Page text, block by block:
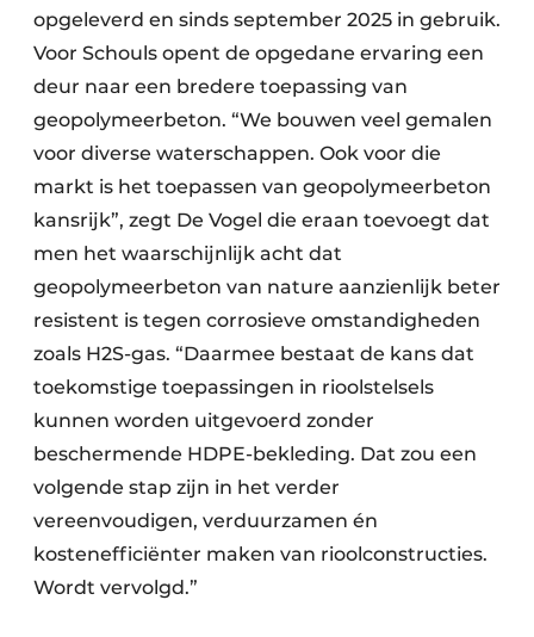
opgeleverd en sinds september 2025 in gebruik.
Voor Schouls opent de opgedane ervaring een
deur naar een bredere toepassing van
geopolymeerbeton. “We bouwen veel gemalen
voor diverse waterschappen. Ook voor die
markt is het toepassen van geopolymeerbeton
kansrijk”, zegt De Vogel die eraan toevoegt dat
men het waarschijnlijk acht dat
geopolymeerbeton van nature aanzienlijk beter
resistent is tegen corrosieve omstandigheden
zoals H2S-gas. “Daarmee bestaat de kans dat
toekomstige toepassingen in rioolstelsels
kunnen worden uitgevoerd zonder
beschermende HDPE-bekleding. Dat zou een
volgende stap zijn in het verder
vereenvoudigen, verduurzamen én
kostenefficiënter maken van rioolconstructies.
Wordt vervolgd.”